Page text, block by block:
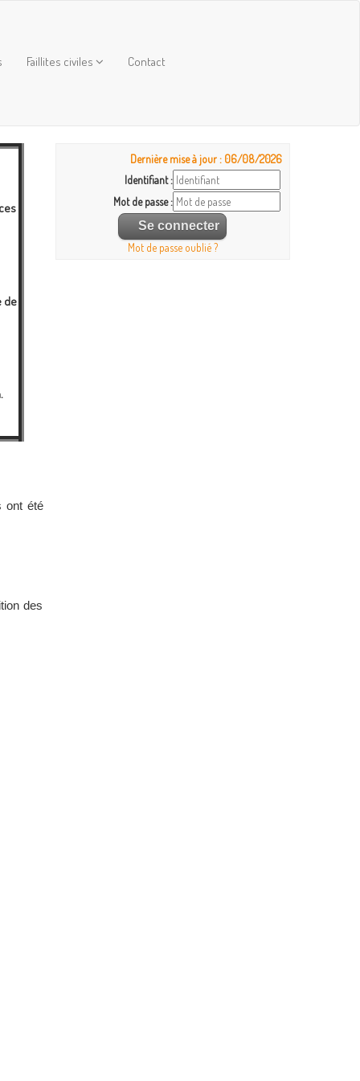
Faillites civiles Contact
de
ont été
des
Dernière mise à jour : 06/08/2026
Identifiant :
Mot de passe :
Mot de passe oublié ?